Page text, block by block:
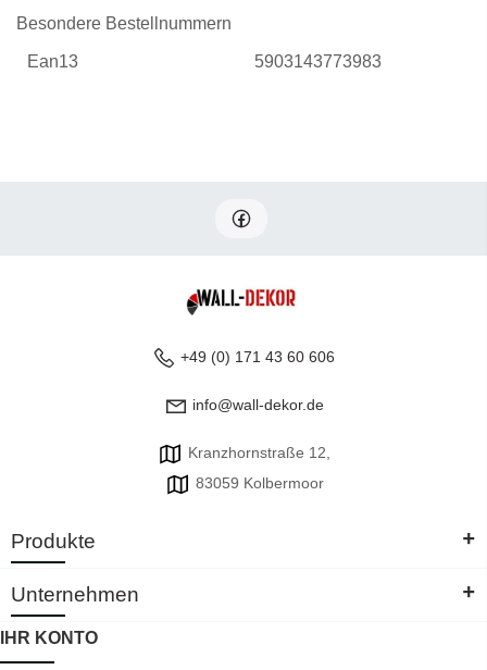
Besondere Bestellnummern
Ean13 5903143773983
+49 (0) 171 43 60 606
info@wall-dekor.de
Kranzhornstraße 12,
83059 Kolbermoor
Produkte +
Unternehmen +
IHR KONTO